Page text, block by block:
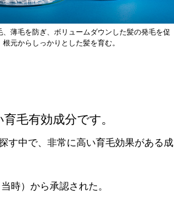
、薄毛を防ぎ、ボリュームダウンした髪の発毛を促
元からしっかりとした髪を育む。
毛有効成分です。
す中で、非常に高い育毛効果がある成
時）から承認された。